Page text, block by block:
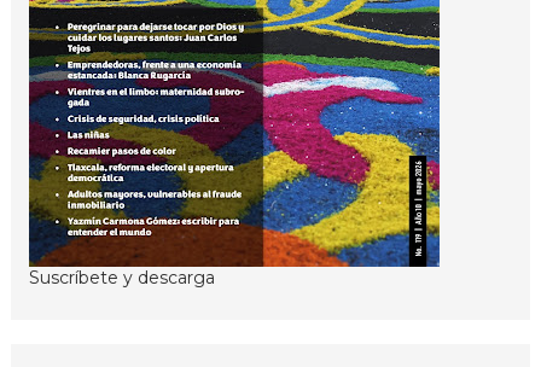
Suscríbete y descarga